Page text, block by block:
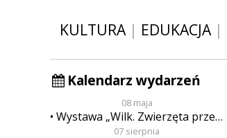
KULTURA| EDUKACJA|
Kalendarz wydarzeń
08 maja
Wystawa „Wilk. Zwierzęta przeklęte”
07 sierpnia